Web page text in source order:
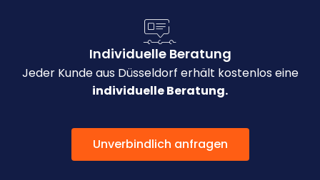
Individuelle Beratung
Jeder Kunde aus Düsseldorf erhält kostenlos eine
individuelle Beratung.
Unverbindlich anfragen